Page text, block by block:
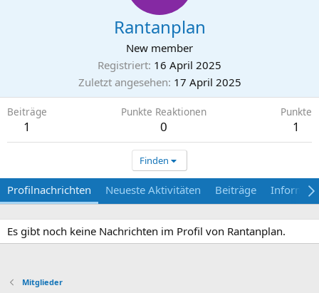
Rantanplan
New member
Registriert 16 April 2025
Zuletzt angesehen 17 April 2025
Beiträge
1
Punkte Reaktionen
0
Punkte
1
Finden
Profilnachrichten Neueste Aktivitäten Beiträge
Es gibt noch keine Nachrichten im Profil von Rantanplan.
Mitglieder